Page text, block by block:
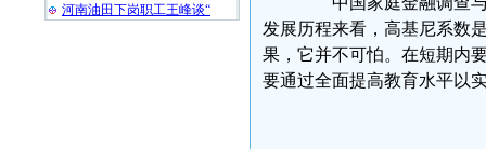
河南油田下岗职工王峰谈“
发展历程来看，高基尼系数
果，它并不可怕。在短期内
要通过全面提高教育水平以